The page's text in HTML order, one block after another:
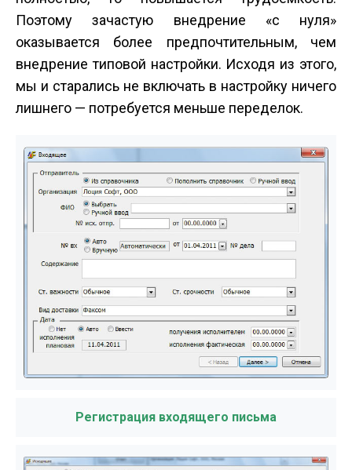
Поэтому зачастую внедрение «с нуля»
оказывается более предпочтительным, чем
внедрение типовой настройки. Исходя из этого,
мы и старались не включать в настройку ничего
лишнего — потребуется меньше переделок.
Регистрация входящего письма